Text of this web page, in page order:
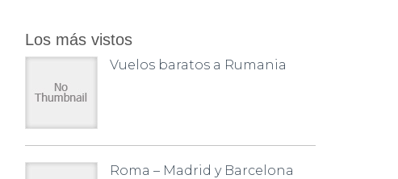
Los más vistos
Vuelos baratos a Rumania
Roma – Madrid y Barcelona